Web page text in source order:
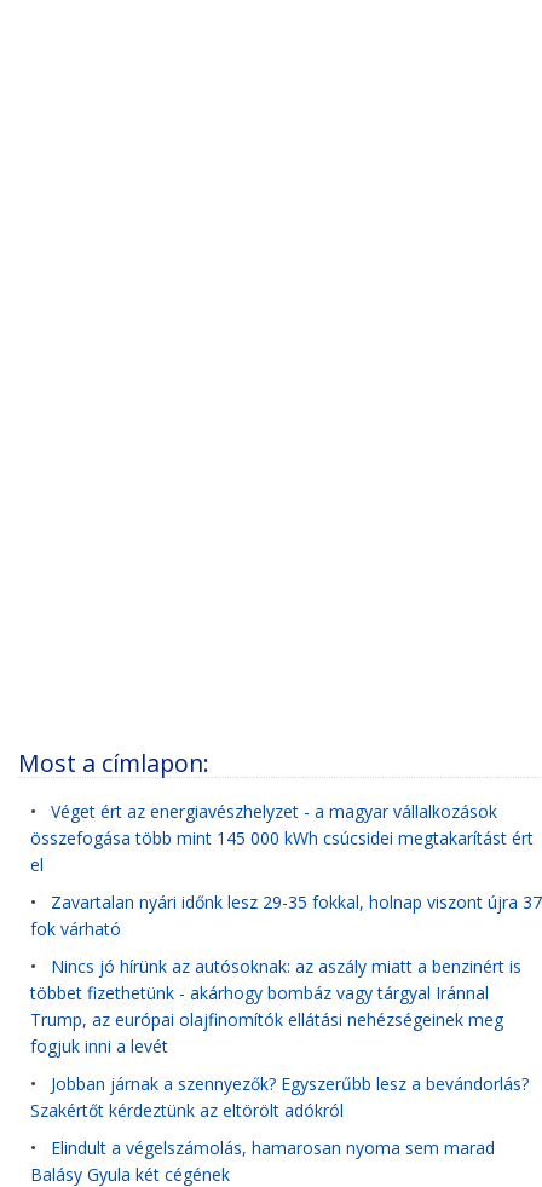
Most a címlapon:
• Véget ért az energiavészhelyzet - a magyar vállalkozások
összefogása több mint 145 000 kWh csúcsidei megtakarítást ért
el
• Zavartalan nyári időnk lesz 29-35 fokkal, holnap viszont újra 37
fok várható
• Nincs jó hírünk az autósoknak: az aszály miatt a benzinért is
többet fizethetünk - akárhogy bombáz vagy tárgyal Iránnal
Trump, az európai olajfinomítók ellátási nehézségeinek meg
fogjuk inni a levét
• Jobban járnak a szennyezők? Egyszerűbb lesz a bevándorlás?
Szakértőt kérdeztünk az eltörölt adókról
• Elindult a végelszámolás, hamarosan nyoma sem marad
Balásy Gyula két cégének